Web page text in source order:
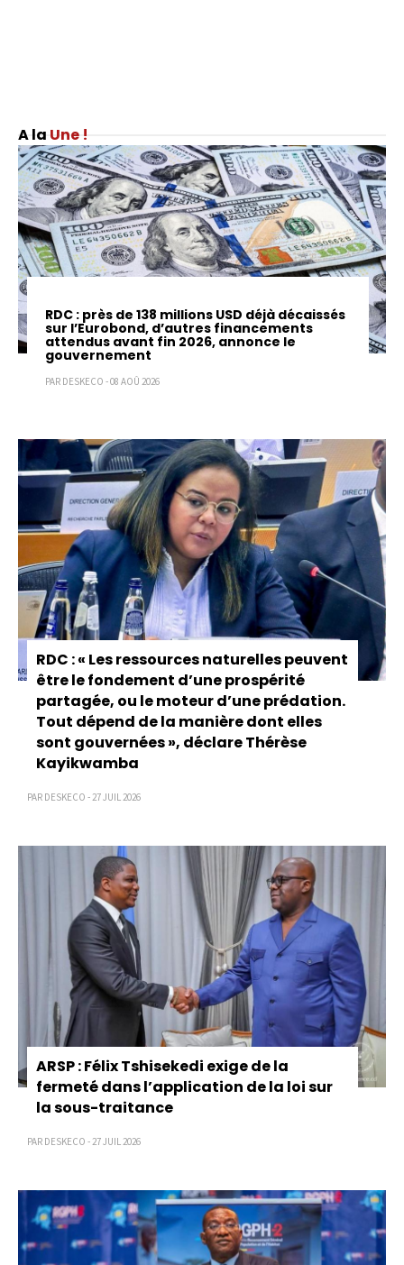
Une !
RDC : près de 138 millions USD déjà décaissés
sur l’Eurobond, d’autres financements
attendus avant fin 2026, annonce le
gouvernement
PAR DESKECO - 08 AOÛ 2026
RDC : « Les ressources naturelles peuvent
être le fondement d’une prospérité
partagée, ou le moteur d’une prédation.
Tout dépend de la manière dont elles
sont gouvernées », déclare Thérèse
Kayikwamba
PAR DESKECO - 27 JUIL 2026
ARSP : Félix Tshisekedi exige de la
fermeté dans l’application de la loi sur
la sous-traitance
PAR DESKECO - 27 JUIL 2026
Pagination